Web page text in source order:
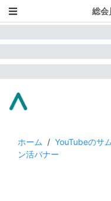
総会
ホーム / YouTubeのサ
ン活バナー